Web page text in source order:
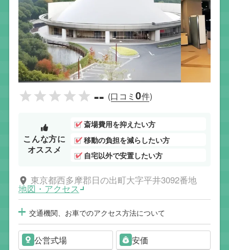
-- (口コミ0件)
こんな方に
オススメ
斎場費用を抑えたい方
移動の負担を減らしたい方
自宅以外で安置したい方
東京都西多摩郡日の出町大字平井3092番地
地図・アクセス
交通機関、お車でのアクセス方法について
公営式場
安価